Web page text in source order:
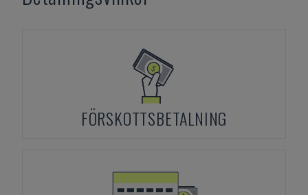
FÖRSKOTTSBETALNING